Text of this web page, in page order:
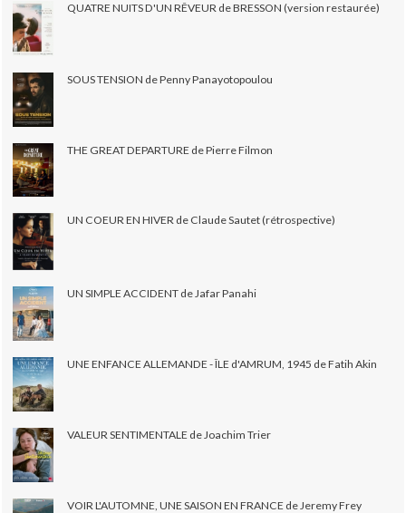
QUATRE NUITS D'UN RÊVEUR de BRESSON (version restaurée)
SOUS TENSION de Penny Panayotopoulou
THE GREAT DEPARTURE de Pierre Filmon
UN COEUR EN HIVER de Claude Sautet (rétrospective)
UN SIMPLE ACCIDENT de Jafar Panahi
UNE ENFANCE ALLEMANDE - ÎLE d'AMRUM, 1945 de Fatih Akin
VALEUR SENTIMENTALE de Joachim Trier
VOIR L'AUTOMNE, UNE SAISON EN FRANCE de Jeremy Frey